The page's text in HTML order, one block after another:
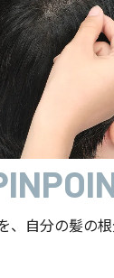
、自分の髪の